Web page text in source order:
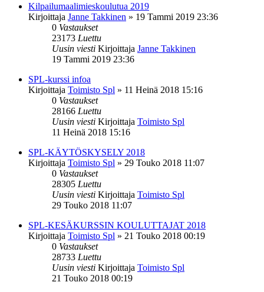
Kilpailumaalimieskoulutua 2019
Kirjoittaja Janne Takkinen » 19 Tammi 2019 23:36
0 Vastaukset
23173 Luettu
Uusin viesti Kirjoittaja Janne Takkinen
19 Tammi 2019 23:36
SPL-kurssi infoa
Kirjoittaja Toimisto Spl » 11 Heinä 2018 15:16
0 Vastaukset
28166 Luettu
Uusin viesti Kirjoittaja Toimisto Spl
11 Heinä 2018 15:16
SPL-KÄYTÖSKYSELY 2018
Kirjoittaja Toimisto Spl » 29 Touko 2018 11:07
0 Vastaukset
28305 Luettu
Uusin viesti Kirjoittaja Toimisto Spl
29 Touko 2018 11:07
SPL-KESÄKURSSIN KOULUTTAJAT 2018
Kirjoittaja Toimisto Spl » 21 Touko 2018 00:19
0 Vastaukset
28733 Luettu
Uusin viesti Kirjoittaja Toimisto Spl
21 Touko 2018 00:19